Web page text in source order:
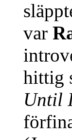
var
hittig
Until